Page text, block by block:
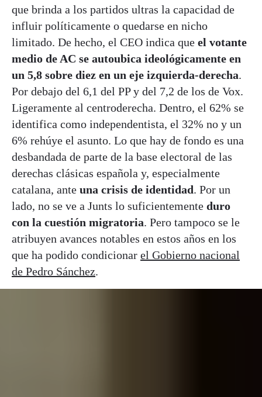
que brinda a los partidos ultras la capacidad de
influir políticamente o quedarse en nicho
limitado. De hecho, el CEO indica que el votante
medio de AC se autoubica ideológicamente en
un 5,8 sobre diez en un eje izquierda-derecha.
Por debajo del 6,1 del PP y del 7,2 de los de Vox.
Ligeramente al centroderecha. Dentro, el 62% se
identifica como independentista, el 32% no y un
6% rehúye el asunto. Lo que hay de fondo es una
desbandada de parte de la base electoral de las
derechas clásicas española y, especialmente
catalana, ante una crisis de identidad. Por un
lado, no se ve a Junts lo suficientemente duro
con la cuestión migratoria. Pero tampoco se le
atribuyen avances notables en estos años en los
que ha podido condicionar el Gobierno nacional
de Pedro Sánchez.